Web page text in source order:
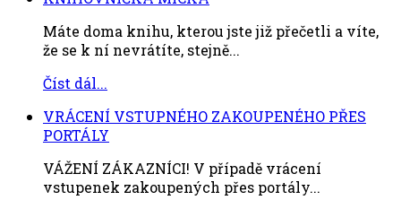
Máte doma knihu, kterou jste již přečetli a víte,
že se k ní nevrátíte, stejně...
Číst dál...
VRÁCENÍ VSTUPNÉHO ZAKOUPENÉHO PŘES
PORTÁLY
VÁŽENÍ ZÁKAZNÍCI! V případě vrácení
vstupenek zakoupených přes portály...